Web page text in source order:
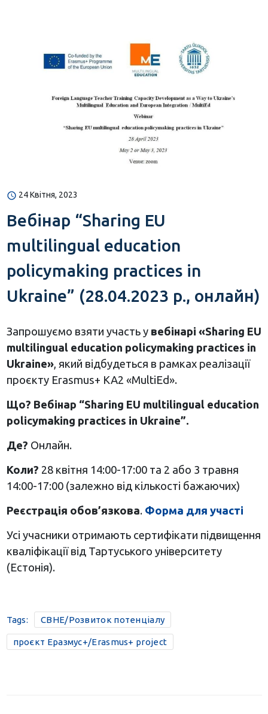
24 Квітня, 2023
Вебінар “Sharing EU
multilingual education
policymaking practices in
Ukraine” (28.04.2023 р., онлайн)
Запрошуємо взяти участь у вебінарі «Sharing EU
multilingual education policymaking practices in
Ukraine», який відбудеться в рамках реалізації
проєкту Erasmus+ KA2 «MultiEd».
Що? Вебінар “Sharing EU multilingual education
policymaking practices in Ukraine”.
Де? Онлайн.
Коли? 28 квітня 14:00-17:00 та 2 або 3 травня
14:00-17:00 (залежно від кількості бажаючих)
Реєстрація обов’язкова. Форма для участі
Усі учасники отримають сертифікати підвищення
кваліфікації від Тартуського університету
(Естонія).
Tags: CBHE/Розвиток потенціалу
проєкт Еразмус+/Erasmus+ project